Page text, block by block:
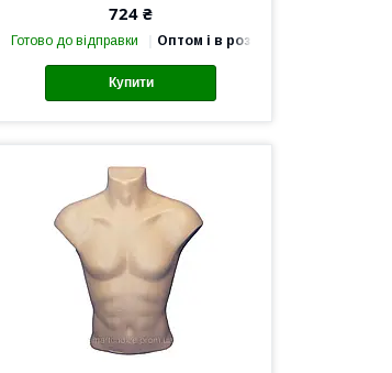
724 ₴
Готово до відправки Оптом і в роздріб
Купити